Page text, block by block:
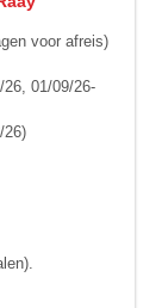
voor afreis)
01/09/26-
26)